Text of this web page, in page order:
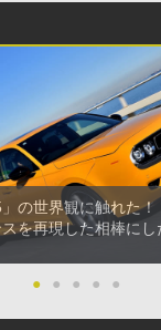
の世界観に触れた
を再現した相棒にし
● ● ● ● ●